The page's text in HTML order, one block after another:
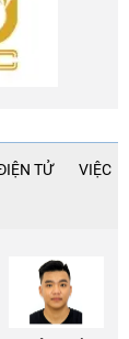
TỬ VIỆC